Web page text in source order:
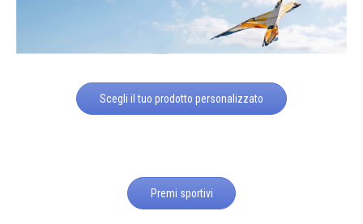
Scegli il tuo prodotto personalizzato
Premi sportivi